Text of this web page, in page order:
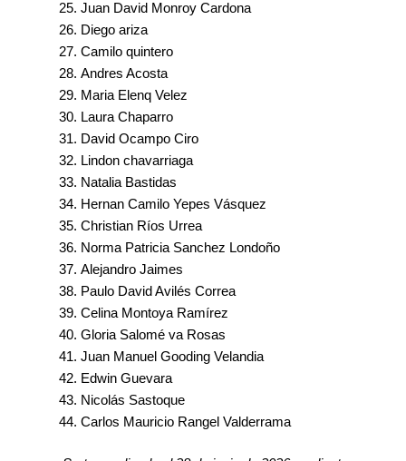
Juan David Monroy Cardona
Diego ariza
Camilo quintero
Andres Acosta
Maria Elenq Velez
Laura Chaparro
David Ocampo Ciro
Lindon chavarriaga
Natalia Bastidas
Hernan Camilo Yepes Vásquez
Christian Ríos Urrea
Norma Patricia Sanchez Londoño
Alejandro Jaimes
Paulo David Avilés Correa
Celina Montoya Ramírez
Gloria Salomé va Rosas
Juan Manuel Gooding Velandia
Edwin Guevara
Nicolás Sastoque
Carlos Mauricio Rangel Valderrama